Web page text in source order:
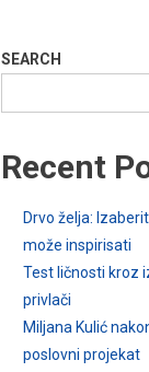
SEARCH
Recent
Drvo želja:
može inspirisati
Test ličnosti kroz
privlači
Miljana Kulić
poslovni projekat